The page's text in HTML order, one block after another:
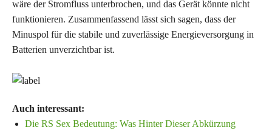
wäre der Stromfluss unterbrochen, und das Gerät könnte nicht
funktionieren. Zusammenfassend lässt sich sagen, dass der
Minuspol für die stabile und zuverlässige Energieversorgung in
Batterien unverzichtbar ist.
Auch interessant:
Die RS Sex Bedeutung: Was Hinter Dieser Abkürzung